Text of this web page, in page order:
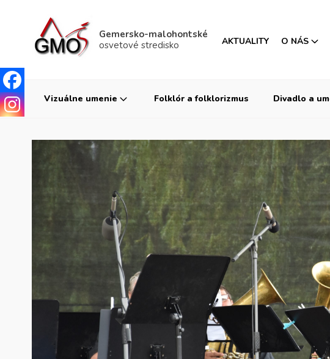
Gemersko-malohontské
osvetové stredisko
AKTUALITY O NÁS
Vizuálne umenie Folklór a folklorizmus Divadlo a